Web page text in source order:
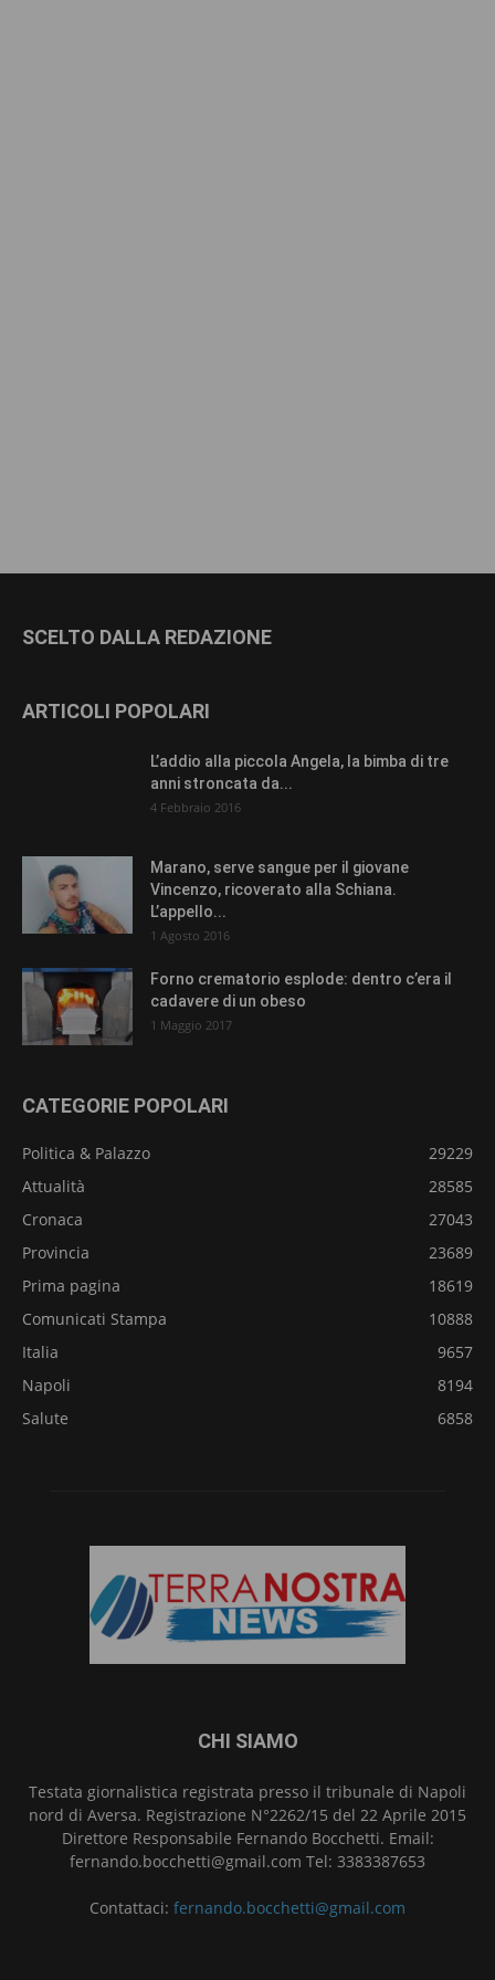
SCELTO DALLA REDAZIONE
ARTICOLI POPOLARI
L’addio alla piccola Angela, la bimba di tre
anni stroncata da...
4 Febbraio 2016
Marano, serve sangue per il giovane
Vincenzo, ricoverato alla Schiana.
L’appello...
1 Agosto 2016
Forno crematorio esplode: dentro c’era il
cadavere di un obeso
1 Maggio 2017
CATEGORIE POPOLARI
Politica & Palazzo
29229
Attualità
28585
Cronaca
27043
Provincia
23689
Prima pagina
18619
Comunicati Stampa
10888
Italia
9657
Napoli
8194
Salute
6858
CHI SIAMO
Testata giornalistica registrata presso il tribunale di Napoli
nord di Aversa. Registrazione N°2262/15 del 22 Aprile 2015
Direttore Responsabile Fernando Bocchetti. Email:
fernando.bocchetti@gmail.com Tel: 3383387653
Contattaci: fernando.bocchetti@gmail.com